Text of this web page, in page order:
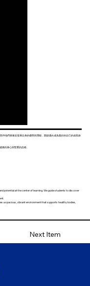
他們探索並發展自身的優勢與潛能，開啟邁向成為最好的自己的成長旅
的身心與堅實的品格。
potential at the center of learning. We guide students to discover
a spacious, vibrant environment that supports healthy bodies,
Next Item